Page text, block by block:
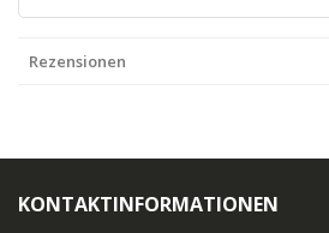
Rezensionen
KONTAKTINFORMATIONEN